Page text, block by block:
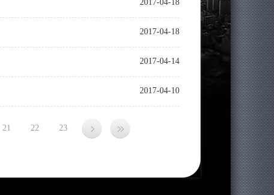
2017-04-18
2017-04-18
2017-04-14
2017-04-10
21 22 23